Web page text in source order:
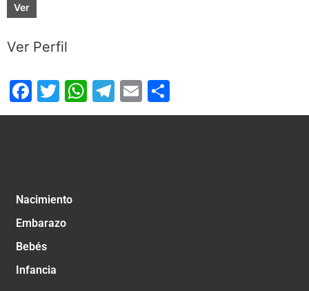
Ver
Ver Perfil
Facebook
Twitter
WhatsApp
Telegram
Email
Nacimiento
Embarazo
Bebés
Infancia